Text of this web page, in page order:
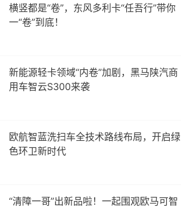
横竖都是“卷”，东风多利卡“任吾行”带你
一“卷”到底！
新能源轻卡领域“内卷”加剧，黑马陕汽商
用车智云S300来袭
欧航智蓝洗扫车全技术路线布局，开启绿
色环卫新时代
“清障一哥”出新品啦！一起围观欧马可智